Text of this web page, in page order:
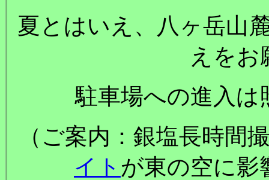
夏とはいえ、八ヶ岳山
えをお
駐車場への進入は
（ご案内：銀塩長時間
イト が東の空に影